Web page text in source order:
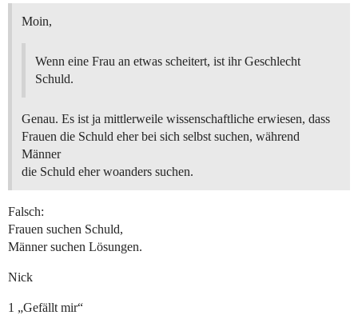
Moin,
Wenn eine Frau an etwas scheitert, ist ihr Geschlecht
Schuld.
Genau. Es ist ja mittlerweile wissenschaftliche erwiesen, dass
Frauen die Schuld eher bei sich selbst suchen, während
Männer
die Schuld eher woanders suchen.
Falsch:
Frauen suchen Schuld,
Männer suchen Lösungen.
Nick
1 „Gefällt mir“